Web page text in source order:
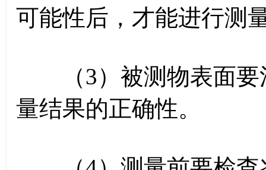
可能性后，才能进行测
（3）被测物表面要
量结果的正确性。